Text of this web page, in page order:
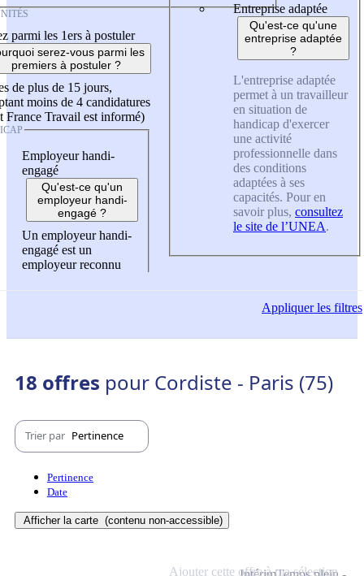
parmi les 1ers à postuler
serez-vous parmi les
premiers à postuler ?
de plus de 15 jours,
moins de 4 candidatures
France Travail est informé)
Employeur handi-
engagé
Qu'est-ce qu'un
employeur handi-
engagé ?
Un employeur handi-
engagé est un
employeur reconnu
Entreprise adaptée
Qu'est-ce qu'une
entreprise adaptée
?
L'entreprise adaptée
permet à un travailleur
en situation de
handicap d'exercer
une activité
professionnelle dans
des conditions
adaptées à ses
capacités. Pour en
savoir plus, consultez
le site de l’UNEA.
Appliquerles filtres
18 offres pour Cordiste - Paris (75)
Trier par Pertinence
Pertinence
Date
Afficher la carte (contenu non-accessible)
Ajouter cette offre à ma sélection